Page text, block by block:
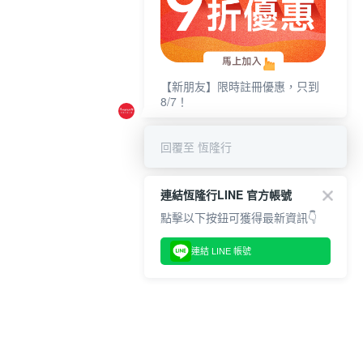
【新朋友】限時註冊優惠，只到
8/7！
回覆至 恆隆行
連結恆隆行LINE 官方帳號
點擊以下按鈕可獲得最新資訊👇
連結 LINE 帳號